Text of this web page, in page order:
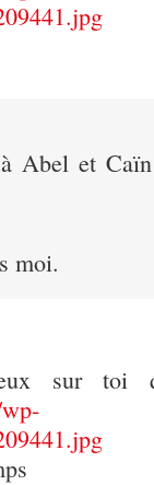
Abel et
moi.
sur toi